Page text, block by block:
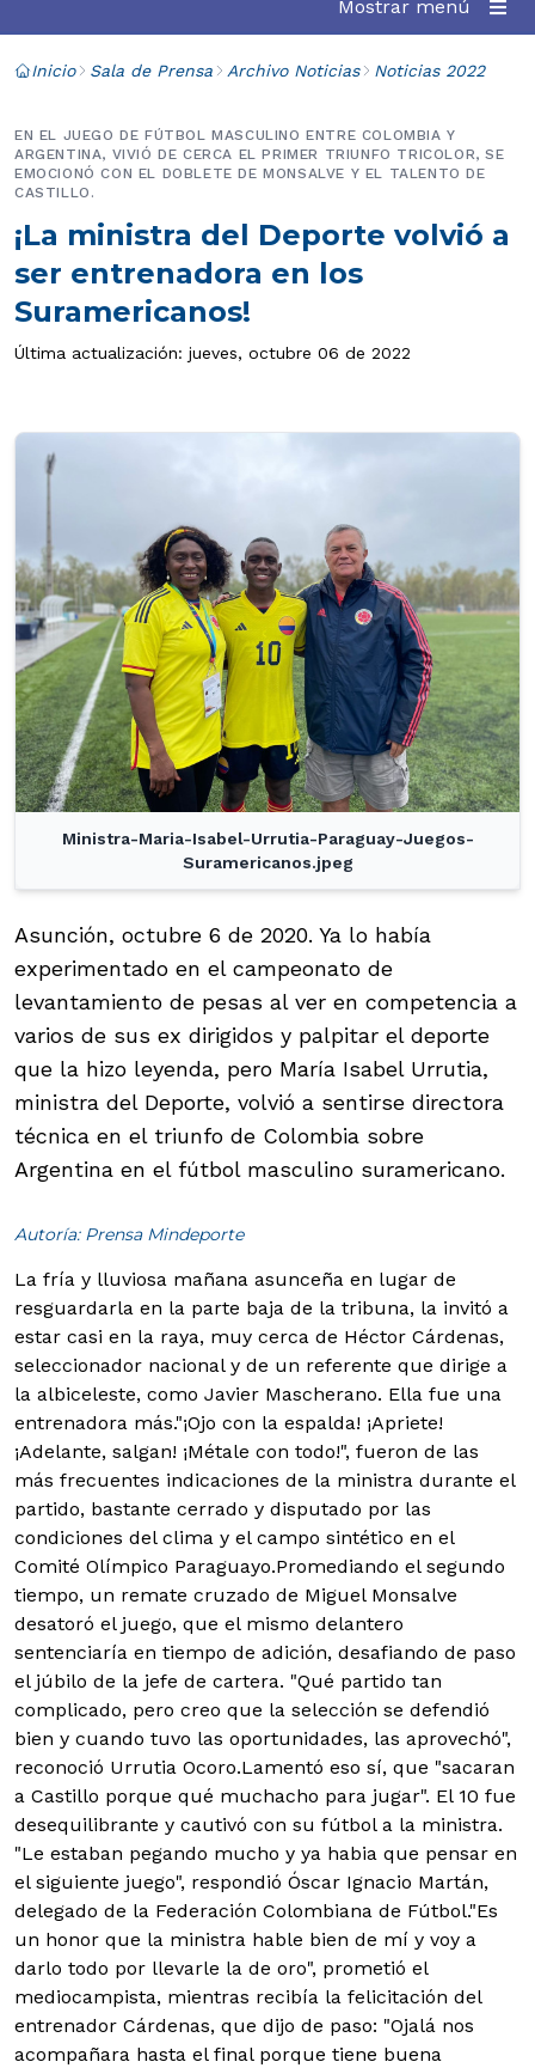
Mostrar menú
Inicio Sala de Prensa Archivo Noticias Noticias 2022
¡La ministra del Deporte volvió a
ser entrenadora en los
Suramericanos!
EN EL JUEGO DE FÚTBOL MASCULINO ENTRE COLOMBIA Y
ARGENTINA, VIVIÓ DE CERCA EL PRIMER TRIUNFO TRICOLOR, SE
EMOCIONÓ CON EL DOBLETE DE MONSALVE Y EL TALENTO DE
CASTILLO.
Última actualización: jueves, octubre 06 de 2022
Ministra-Maria-Isabel-Urrutia-Paraguay-Juegos-
Suramericanos.jpeg
Asunción, octubre 6 de 2020. Ya lo había
experimentado en el campeonato de
levantamiento de pesas al ver en competencia a
varios de sus ex dirigidos y palpitar el deporte
que la hizo leyenda, pero María Isabel Urrutia,
ministra del Deporte, volvió a sentirse directora
técnica en el triunfo de Colombia sobre
Argentina en el fútbol masculino suramericano.
Autoría: Prensa Mindeporte
La fría y lluviosa mañana asunceña en lugar de
resguardarla en la parte baja de la tribuna, la invitó a
estar casi en la raya, muy cerca de Héctor Cárdenas,
seleccionador nacional y de un referente que dirige a
la albiceleste, como Javier Mascherano. Ella fue una
entrenadora más."¡Ojo con la espalda! ¡Apriete!
¡Adelante, salgan! ¡Métale con todo!", fueron de las
más frecuentes indicaciones de la ministra durante el
partido, bastante cerrado y disputado por las
condiciones del clima y el campo sintético en el
Comité Olímpico Paraguayo.Promediando el segundo
tiempo, un remate cruzado de Miguel Monsalve
desatoró el juego, que el mismo delantero
sentenciaría en tiempo de adición, desafiando de paso
el júbilo de la jefe de cartera. "Qué partido tan
complicado, pero creo que la selección se defendió
bien y cuando tuvo las oportunidades, las aprovechó",
reconoció Urrutia Ocoro.Lamentó eso sí, que "sacaran
a Castillo porque qué muchacho para jugar". El 10 fue
desequilibrante y cautivó con su fútbol a la ministra.
"Le estaban pegando mucho y ya habia que pensar en
el siguiente juego", respondió Óscar Ignacio Martán,
delegado de la Federación Colombiana de Fútbol."Es
un honor que la ministra hable bien de mí y voy a
darlo todo por llevarle la de oro", prometió el
mediocampista, mientras recibía la felicitación del
entrenador Cárdenas, que dijo de paso: "Ojalá nos
acompañara hasta el final porque tiene buena